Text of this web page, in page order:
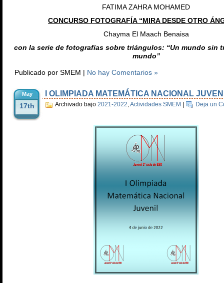
FATIMA ZAHRA MOHAMED
CONCURSO FOTOGRAFÍA “MIRA DESDE OTRO
Chayma El Maach Benaisa
con la serie de fotografías sobre triángulos: “Un mundo sin
mundo”
Publicado por SMEM | No hay Comentarios »
May
17th
I OLIMPIADA MATEMÁTICA NACIONAL
Archivado bajo 2021-2022,Actividades SMEM Deja un